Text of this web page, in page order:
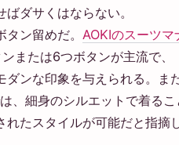
ダサくはならない。
ン留めだ。 AOKIのスーツマ
または6つボタンが主流で、
ダンな印象を与えられる。ま
、細身のシルエットで着るこ
れたスタイルが可能だと指摘